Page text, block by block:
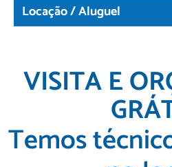
Locação / Aluguel
VISITA E
Temos